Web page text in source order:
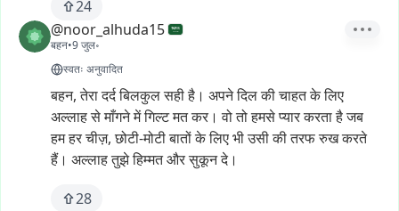
24
@noor_alhuda15
बहन•9 जुल॰
स्वतः अनुवादित
बहन, तेरादर्दबिलकुलसहीहै। अपनेदिलकीचाहतकेलिए
अल्लाहसेमाँगनेमेंगिल्टमतकर। वोतोहमसेप्यारकरताहैजब
हमहरचीज़, छोटी-मोटीबातोंकेलिएभीउसीकीतरफरुखकरते
हैं। अल्लाहतुझेहिम्मतऔरसुकूनदे।
28